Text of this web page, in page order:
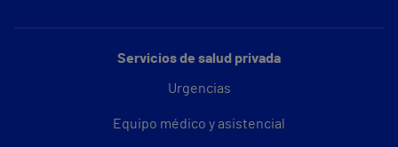
Servicios de salud privada
Urgencias
Equipo médico y asistencial